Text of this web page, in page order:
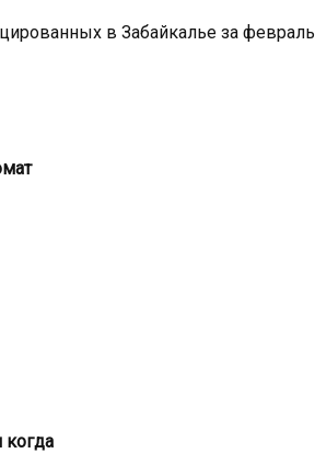
в Забайкалье за февраль
когда